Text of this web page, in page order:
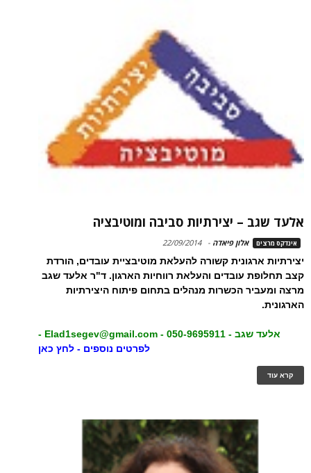
אלעד שגב – יצירתיות סביבה ומוטיבציה
אינדקס מרצים אלון פיאדה -
22/09/2014
יצירתיות ארגונית קשורה להעלאת מוטיבציית עובדים, הורדת
קצב תחלופת עובדים והעלאת רווחיות הארגון. ד"ר אלעד שגב
מרצה ומעביר הכשרות מנהלים בתחום פיתוח היצירתיות
הארגונית.
אלעד שגב - 050-9695911 - Elad1segev@gmail.com
-
לפרטים נוספים - לחץ כאן
קרא עוד